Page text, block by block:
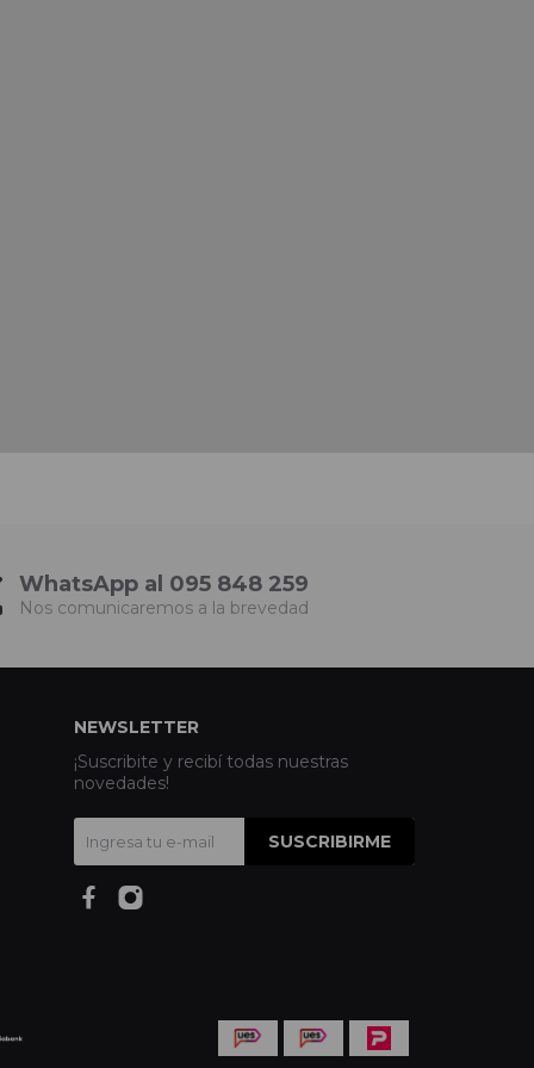
WhatsApp al 095 848 259
Nos comunicaremos a la brevedad
NEWSLETTER
¡Suscribite y recibí todas nuestras
novedades!
SUSCRIBIRME